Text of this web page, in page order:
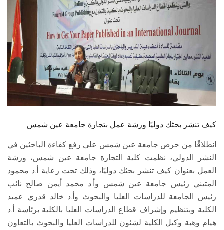
الطلاب
هيئة التدريس
الدراسات العليا
الخريجين
الزائـرون
سجل الان
كيف تنشر بحثك دوليًا ورشة عمل بتجارة جامعة عين شمس
انطلاقًا من حرص جامعة عين شمس على رفع كفاءة الباحثين في
النشر الدولي، نظمت كلية التجارة جامعة عين شمس، ورشة
العمل بعنوان كيف تنشر بحثك دوليًا، وذلك تحت رعاية أ.د محمود
المتيني رئيس جامعة عين شمس وأ.د محمد أيمن صالح نائب
رئيس الجامعة للدراسات العليا والبحوث وأ.د خالد قدري عميد
الكلية وبتنظيم وإشراف قطاع الدراسات العليا بالكلية برئاسة أ.د
هيام وهبة وكيل الكلية لشئون للدراسات العليا والبحوث بالتعاون